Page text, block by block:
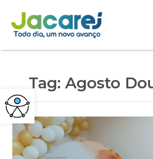
Pular
para
o
Tag: Agosto